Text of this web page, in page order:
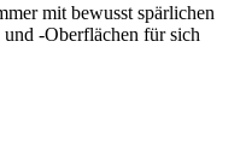
mit bewusst spärlichen
-Oberflächen für sich